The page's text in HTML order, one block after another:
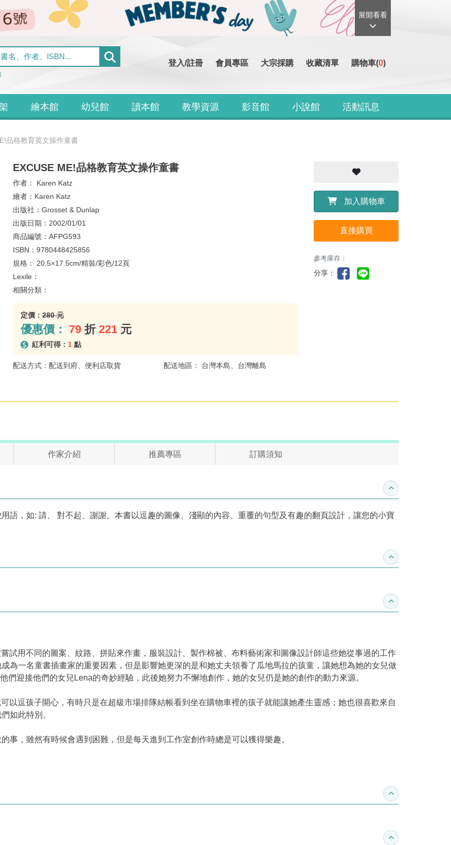
展開看看
登入/註冊 會員專區 大宗採購 收藏清單 購物車(0)
繪本館 幼兒館 讀本館 教學資源 影音館 小說館 活動訊息
品格教育英文操作童書
EXCUSE ME!品格教育英文操作童書
作者： Karen Katz
繪者： Karen Katz
出版社： Grosset & Dunlap
出版日期： 2002/01/01
商品編號： AFPG593
ISBN： 9780448425856
規格： 20.5×17.5cm/精裝/彩色/12頁
Lexile：
相關分類：
定價： 280 元
優惠價： 79 折 221 元
紅利可得： 1 點
配送方式：配送到府、便利店取貨 配送地區： 台灣本島、台灣離島
加入購物車
直接購買
參考庫存：
分享：
作家介紹 推薦專區 訂購須知
收合內容簡介
語，如: 請、 對不起、謝謝。本書以逗趣的圖像、淺顯的內容、重覆的句型及有趣的翻頁設計，讓您的小寶
收合得獎紀錄
收合作家介紹
試用不同的圖案、紋路、拼貼來作畫，服裝設計、製作棉被、布料藝術家和圖像設計師這些她從事過的工作
為一名童書插畫家的重要因素，但是影響她更深的是和她丈夫領養了瓜地馬拉的孩童，讓她想為她的女兒做
們迎接他們的女兒Lena的奇妙經驗，此後她努力不懈地創作，她的女兒仍是她的創作的動力來源。
以逗孩子開心，有時只是在超級市場排隊結帳看到坐在購物車裡的孩子就能讓她產生靈感；她也很喜歡來自
如此特別。
事，雖然有時候會遇到困難，但是每天進到工作室創作時總是可以獲得樂趣。
收合推薦專區
收合訂購須知